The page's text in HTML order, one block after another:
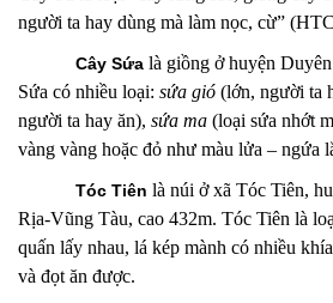
người ta hay dùng mà làm nọc, cừ”
Cây Sứa là giồng ở huyện
Sứa có nhiều loại: sứa gió (lớn, người ta
người ta hay ăn), sứa ma (loại sứa nhớt
vàng vàng hoặc đỏ như màu lửa – ngứa
Tóc Tiên là núi ở xã Tóc Tiên,
Rịa-Vũng Tàu, cao 432m. Tóc Tiên là
quấn lấy nhau, lá kép mành có nhiều
và đọt ăn được.